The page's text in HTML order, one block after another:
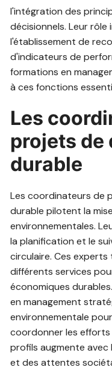
l'intégration des
décisionnels. Leur
l'établissement de
d'indicateurs de
formations en
à ces fonctions
Les
projets de
durable
Les coordinateurs de
durable pilotent la
environnementales.
la planification et le
circulaire. Ces
différents services
économiques
en management
environnementale
coordonner les efforts
profils augmente
et des attentes